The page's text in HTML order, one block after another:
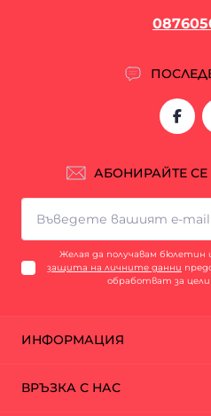
АБОНИРАЙТЕ
Желая да получавам бюлетин
защита на личните данни
обработват за
ИНФОРМАЦИЯ
Промоции
ВРЪЗКА С НАС